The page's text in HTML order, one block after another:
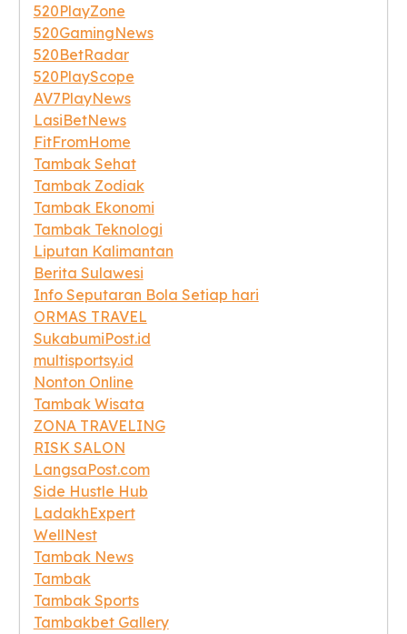
520PlayZone
520GamingNews
520BetRadar
520PlayScope
AV7PlayNews
LasiBetNews
FitFromHome
Tambak Sehat
Tambak Zodiak
Tambak Ekonomi
Tambak Teknologi
Liputan Kalimantan
Berita Sulawesi
Info Seputaran Bola Setiap hari
ORMAS TRAVEL
SukabumiPost.id
multisportsy.id
Nonton Online
Tambak Wisata
ZONA TRAVELING
RISK SALON
LangsaPost.com
Side Hustle Hub
LadakhExpert
WellNest
Tambak News
Tambak
Tambak Sports
Tambakbet Gallery